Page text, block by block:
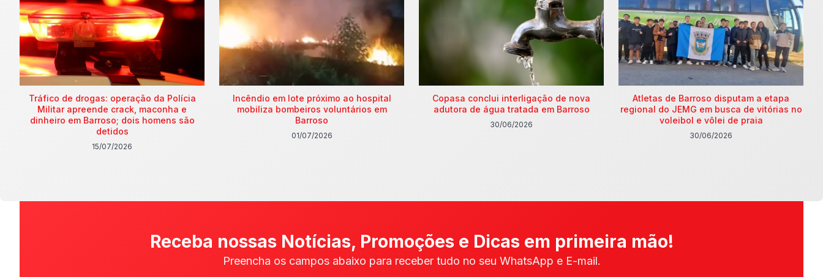
Tráfico de drogas: operação da Polícia
Militar apreende crack, maconha e
dinheiro em Barroso; dois homens são
detidos
15/07/2026
Incêndio em lote próximo ao hospital
mobiliza bombeiros voluntários em
Barroso
01/07/2026
Copasa conclui interligação de nova
adutora de água tratada em Barroso
30/06/2026
Atletas de Barroso disputam a etapa
regional do JEMG em busca de vitórias no
voleibol e vôlei de praia
30/06/2026
Receba nossas Notícias, Promoções e Dicas em primeira mão!
Preencha os campos abaixo para receber tudo no seu WhatsApp e E-mail.